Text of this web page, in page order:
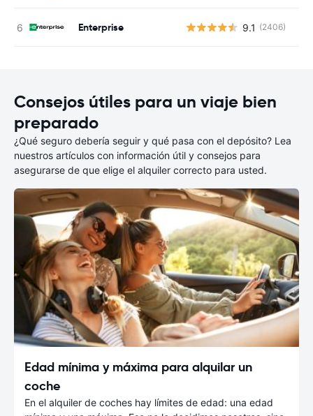
Enterprise 9.1 (2406)
Consejos útiles para un viaje bien
preparado
¿Qué seguro debería seguir y qué pasa con el depósito? Lea
nuestros artículos con información útil y consejos para
asegurarse de que elige el alquiler correcto para usted.
Edad mínima y máxima para alquilar un
coche
En el alquiler de coches hay límites de edad: una edad